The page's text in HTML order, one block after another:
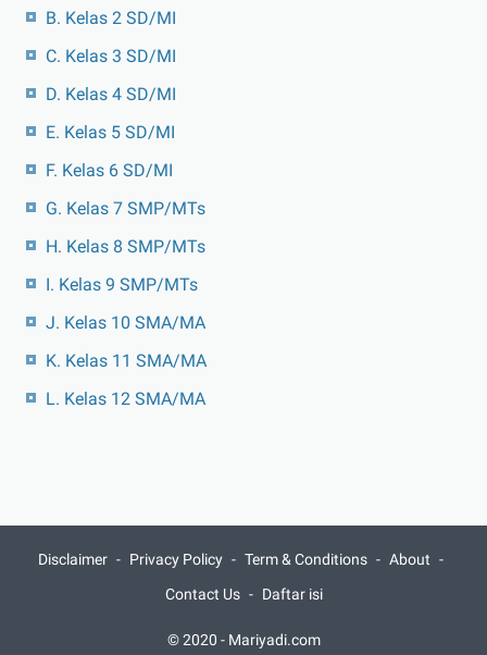
B. Kelas 2 SD/MI
C. Kelas 3 SD/MI
D. Kelas 4 SD/MI
E. Kelas 5 SD/MI
F. Kelas 6 SD/MI
G. Kelas 7 SMP/MTs
H. Kelas 8 SMP/MTs
I. Kelas 9 SMP/MTs
J. Kelas 10 SMA/MA
K. Kelas 11 SMA/MA
L. Kelas 12 SMA/MA
Disclaimer Privacy Policy Term & Conditions
About
Contact Us
Daftar isi
© 2020 - Mariyadi.com